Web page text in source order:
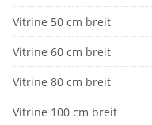
Vitrine 50 cm breit
Vitrine 60 cm breit
Vitrine 80 cm breit
Vitrine 100 cm breit